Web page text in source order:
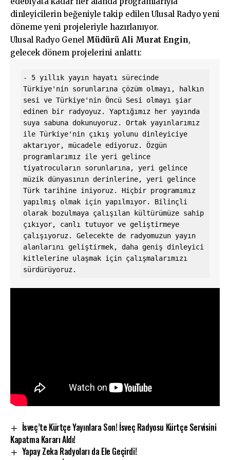
dinleyicilerin beğeniyle takip edilen Ulusal Radyo yeni
döneme yeni projeleriyle hazırlanıyor.
Ulusal Radyo Genel Müdürü Ali Murat Engin,
gelecek dönem projelerini anlattı:
- 5 yıllık yayın hayatı sürecinde
Türkiye'nin sorunlarına çözüm olmayı, halkın
sesi ve Türkiye'nin Öncü Sesi olmayı şiar
edinen bir radyoyuz. Yaptığımız her yayında
suya sabuna dokunuyoruz. Ortak yayınlarımız
ile Türkiye'nin çıkış yolunu dinleyiciye
aktarıyor, mücadele ediyoruz. Özgün
programlarımız ile yeri gelince
tiyatrocuların sorunlarına, yeri gelince
müzik dünyasının derinlerine, yeri gelince
Türk tarihine iniyoruz. Hiçbir programımız
yapılmış olmak için yapılmıyor. Bilinçli
olarak bozulmaya çalışılan kültürümüze sahip
çıkıyor, canlı tutuyor ve geliştirmeye
çalışıyoruz. Gelecekte de radyomuzun yayın
alanlarını geliştirmek, daha geniş dinleyici
kitlelerine ulaşmak için çalışmalarımızı
sürdürüyoruz.
İsveç’te Kürtçe Yayınlara Son! İsveç Radyosu Kürtçe Servisini
Kapatma Kararı Aldı!
Yapay Zeka Radyoları da Ele Geçirdi!